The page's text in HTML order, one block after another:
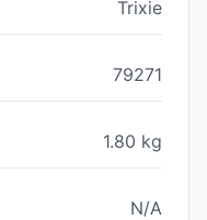
Trixie
79271
1.80 kg
N/A